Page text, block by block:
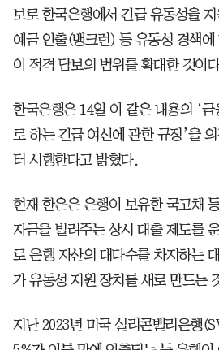
보로 한국은행에서 긴급 유동성을
예금 인출(뱅크런) 등 유동성 경색
이 적격 담보의 범위를 확대한 것이
한국은행은 14일 이 같은 내용의 ‘
로 하는 긴급 여신에 관한 규정’을
터 시행한다고 밝혔다.
현재 한은은 은행이 보유한 국고채
자금을 빌려주는 상시 대출 제도를
로 은행 자산의 대다수를 차지하는
가 유동성 지원 장치를 새로 만드는
지난 2023년 미국 실리콘밸리은행